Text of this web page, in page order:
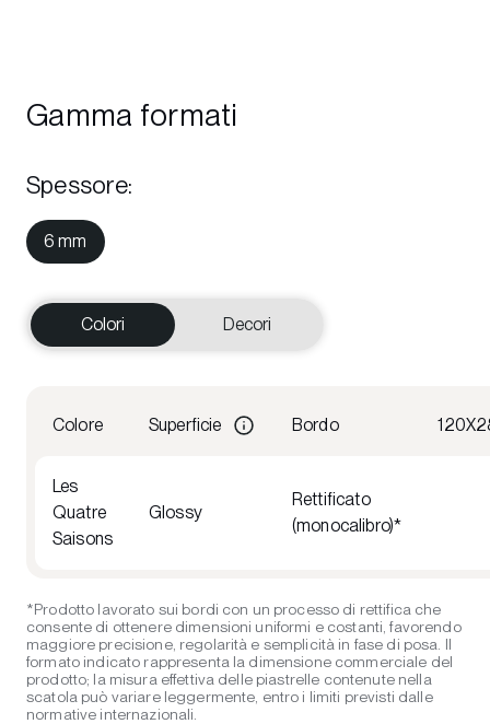
Gamma formati
Spessore:
6 mm
Colori Decori
Colore Superficie Bordo
Les
Quatre
Saisons
Glossy
Rettificato
(monocalibro)*
*Prodotto lavorato sui bordi con un processo di rettifica che
consente di ottenere dimensioni uniformi e costanti, favorendo
maggiore precisione, regolarità e semplicità in fase di posa. Il
formato indicato rappresenta la dimensione commerciale del
prodotto; la misura effettiva delle piastrelle contenute nella
scatola può variare leggermente, entro i limiti previsti dalle
normative internazionali.